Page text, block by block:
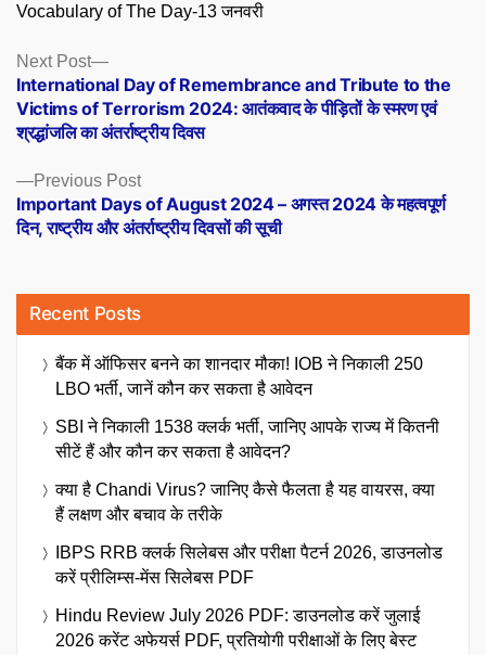
Vocabulary of The Day-13 जनवरी
Posts
navigation
Previous PostPrevious
post:
Important Days of August 2024 – अगस्त 2024 के महत्वपूर्ण
दिन, राष्ट्रीय और अंतर्राष्ट्रीय दिवसों की सूची
Next Post
Next
post:
International Day of Remembrance and Tribute to the
Victims of Terrorism 2024: आतंकवाद के पीड़ितों के स्मरण एवं
श्रद्धांजलि का अंतर्राष्ट्रीय दिवस
Recent Posts
बैंक में ऑफिसर बनने का शानदार मौका! IOB ने निकाली 250
LBO भर्ती, जानें कौन कर सकता है आवेदन
SBI ने निकाली 1538 क्लर्क भर्ती, जानिए आपके राज्य में कितनी
सीटें हैं और कौन कर सकता है आवेदन?
क्या है Chandi Virus? जानिए कैसे फैलता है यह वायरस, क्या
हैं लक्षण और बचाव के तरीके
IBPS RRB क्लर्क सिलेबस और परीक्षा पैटर्न 2026, डाउनलोड
करें प्रीलिम्स-मेंस सिलेबस PDF
Hindu Review July 2026 PDF: डाउनलोड करें जुलाई
2026 करेंट अफेयर्स PDF, प्रतियोगी परीक्षाओं के लिए बेस्ट